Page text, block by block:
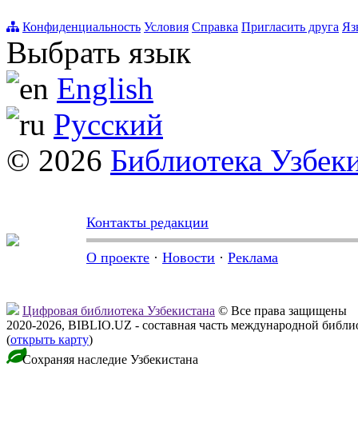
Конфиденциальность Условия Справка Пригласить друга
Выбрать язык
English
Русский
© 2026 Библиотека
Контакты редакции
О проекте · Новости · Реклама
Цифровая библиотека Узбекистана © Все права защищены
2020-2026, BIBLIO.UZ - составная часть международной
(открыть карту)
Сохраняя наследие Узбекистана